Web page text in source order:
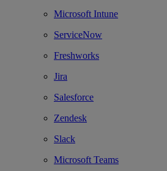
Microsoft Intune
ServiceNow
Freshworks
Jira
Salesforce
Zendesk
Slack
Microsoft Teams